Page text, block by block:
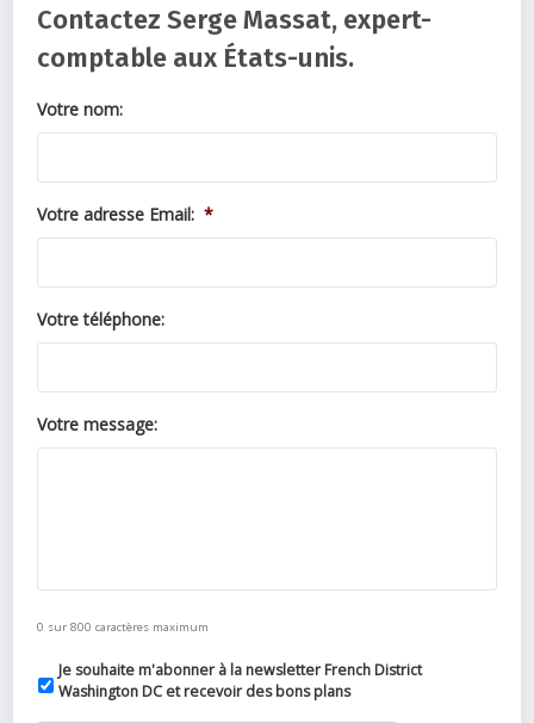
Contactez Serge Massat, expert-
comptable aux États-unis.
Votre nom:
Votre adresse Email: *
Votre téléphone:
Votre message:
0 sur 800 caractères maximum
Je souhaite m'abonner à la newsletter French District
Washington DC et recevoir des bons plans